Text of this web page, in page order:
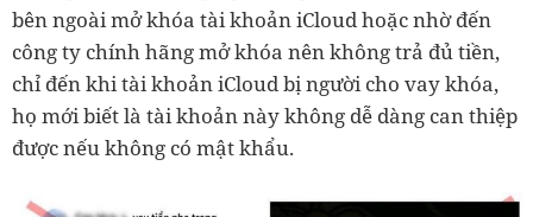
bên ngoài mở khóa tài khoản iCloud hoặc nhờ đến
công ty chính hãng mở khóa nên không trả đủ tiền,
chỉ đến khi tài khoản iCloud bị người cho vay khóa,
họ mới biết là tài khoản này không dễ dàng can thiệp
được nếu không có mật khẩu.